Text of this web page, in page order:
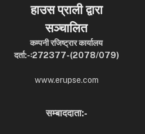
हाउस प्राली द्वारा
सञ्चालित
कम्पनी रजिष्ट्रार कार्यालय
दर्ता:-ः272377-(2078/079)
www.erupse.com
सम्बाददाता:-